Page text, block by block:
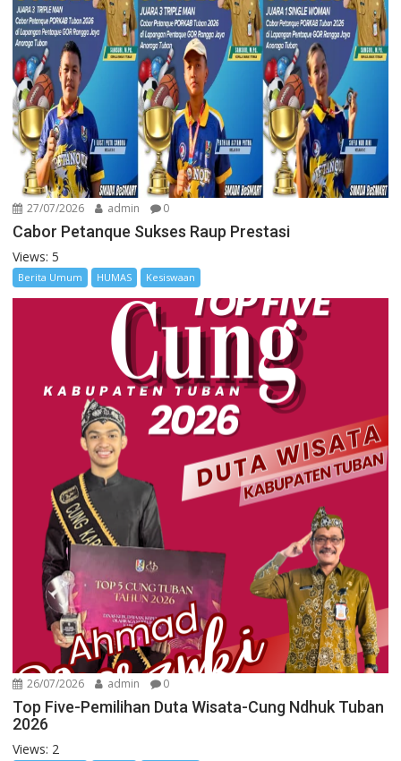
27/07/2026 admin 0
Cabor Petanque Sukses Raup Prestasi
Views: 5
Berita Umum HUMAS Kesiswaan
26/07/2026 admin 0
Top Five-Pemilihan Duta Wisata-Cung Ndhuk Tuban
2026
Views: 2